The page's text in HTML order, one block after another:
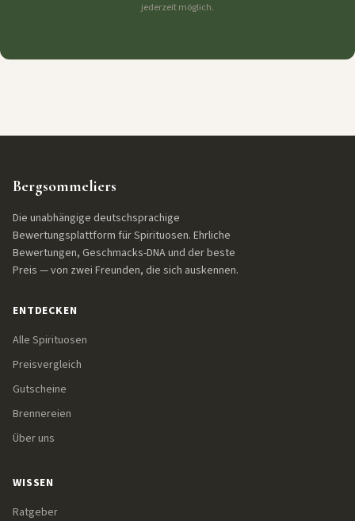
jederzeit möglich.
Bergsommeliers
Die unabhängige deutschsprachige
Bewertungsplattform für Spirituosen. Ehrliche
Bewertungen, Geschmacks-DNA und der beste
Preis — von zwei Freunden, die sich auskennen.
ENTDECKEN
Alle Spirituosen
Preisvergleich
Gutscheine
Brennereien
Über uns
WISSEN
Ratgeber